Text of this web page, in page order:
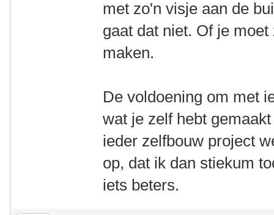
met zo'n visje aan de
gaat dat niet. Of je
maken.
De voldoening om met
wat je zelf hebt
ieder zelfbouw project
op, dat ik dan stiekum
iets beters.